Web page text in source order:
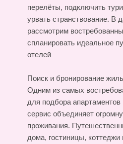
перелёты, подключить
урвать странствование. В
рассмотрим
спланировать идеальное
отелей
Поиск и бронирование
Одним из самых
для подбора
сервис объединяет
проживания.
дома, гостиницы,